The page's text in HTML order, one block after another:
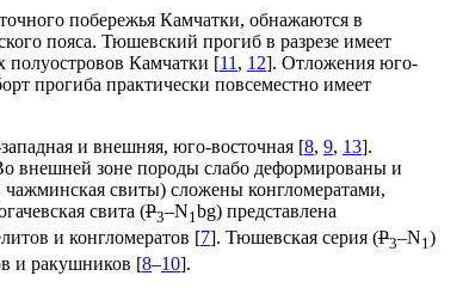
побережья Камчатки, обнажаются в
пояса. Тюшевский прогиб в разрезе имеет
полуостровов Камчатки [11 , 12]. Отложения юго-
прогиба практически повсеместно имеет
и внешняя, юго-восточная [8, 9, 13].
внешней зоне породы слабо деформированы и
свиты) сложены конгломератами,
свита (P3–N1 bg) представлена
и конгломератов [7]. Тюшевская серия (P3–N1)
и ракушников [8–10].